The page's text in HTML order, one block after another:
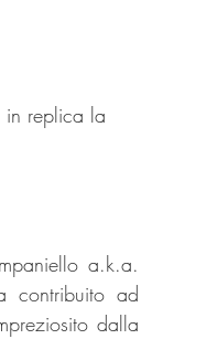
replica la
a.k.a.
contribuito ad
dalla